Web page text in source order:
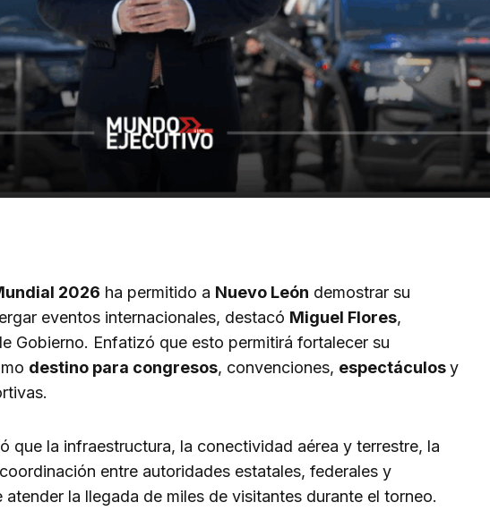
2026 ha permitido a Nuevo León demostrar su
eventos internacionales, destacó Miguel Flores,
Gobierno. Enfatizó que esto permitirá fortalecer su
destino para congresos, convenciones, espectáculosy
que la infraestructura, la conectividad aérea y terrestre, la
entre autoridades estatales, federales y
atender la llegada de miles de visitantes durante el torneo.